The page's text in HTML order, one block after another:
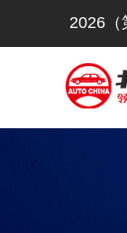
2026（